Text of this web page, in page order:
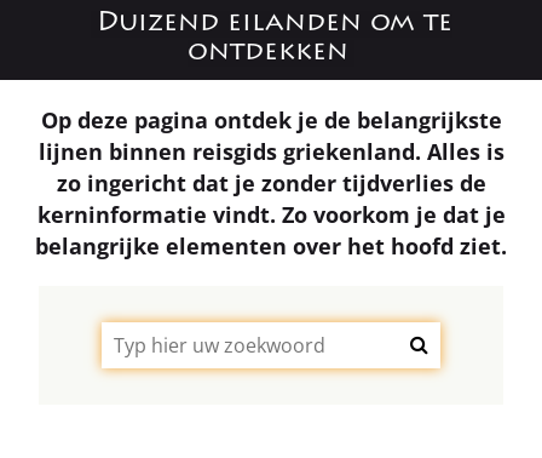
Duizend eilanden om te
ontdekken
Op deze pagina ontdek je de belangrijkste
lijnen binnen reisgids griekenland. Alles is
zo ingericht dat je zonder tijdverlies de
kerninformatie vindt. Zo voorkom je dat je
belangrijke elementen over het hoofd ziet.